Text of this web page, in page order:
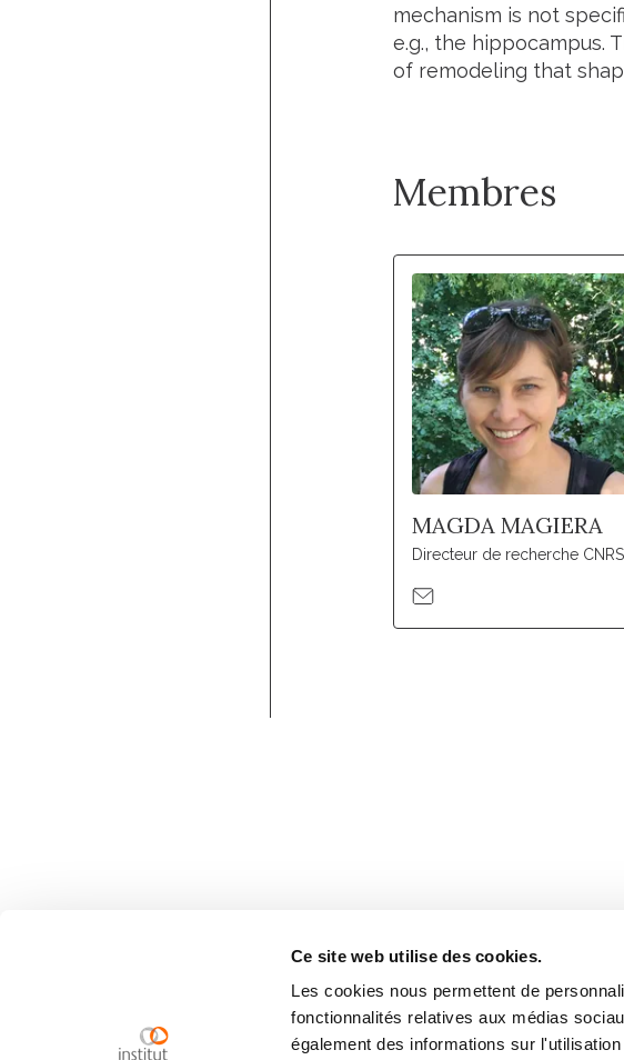
Ce site web utilise des cookies.
Les cookies nous permettent de
fonctionnalités relatives aux médias
également des informations sur
mechanism is not
e.g., the hippocampus.
of remodeling that
Membres
MAGDA MAGIERA
Directeur de recherche CNRS